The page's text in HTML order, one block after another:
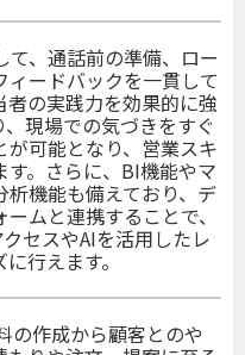
て、通話前の準備、ロー
ードバックを一貫して
の実践力を効果的に強
現場での気づきをすぐ
が可能となり、営業スキ
。さらに、BI機能やマ
析機能も備えており、デ
ムと連携することで、
セスやAIを活用したレ
行えます。
の作成から顧客とのや